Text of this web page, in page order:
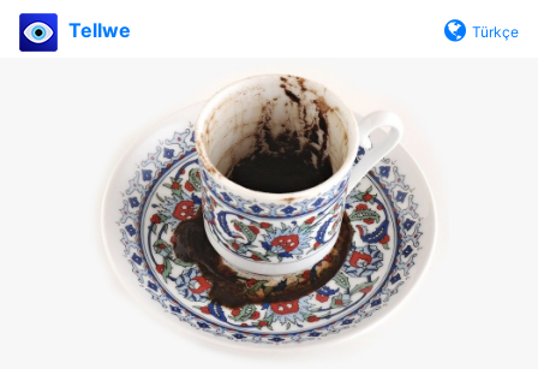
Tellwe Türkçe